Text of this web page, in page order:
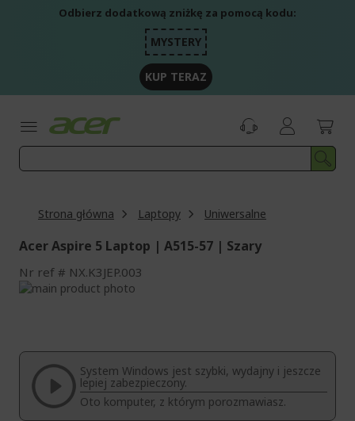
Odbierz dodatkową zniżkę za pomocą kodu:
MYSTERY
KUP TERAZ
Strona główna Laptopy Uniwersalne
Acer Aspire 5 Laptop | A515-57 | Szary
Nr ref NX.K3JEP.003
Przejdź
galerii
System Windows jest szybki, wydajny i jeszcze
lepiej zabezpieczony.
Oto komputer, z którym porozmawiasz.